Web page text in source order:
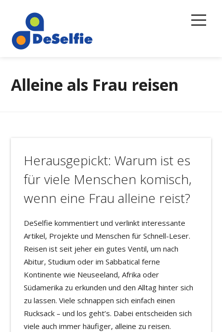
Magazin
Kontakt
Alleine als Frau reisen
Herausgepickt: Warum ist es
für viele Menschen komisch,
wenn eine Frau alleine reist?
DeSelfie kommentiert und verlinkt interessante
Artikel, Projekte und Menschen für Schnell-Leser.
Reisen ist seit jeher ein gutes Ventil, um nach
Abitur, Studium oder im Sabbatical ferne
Kontinente wie Neuseeland, Afrika oder
Südamerika zu erkunden und den Alltag hinter sich
zu lassen. Viele schnappen sich einfach einen
Rucksack – und los geht’s. Dabei entscheiden sich
viele auch immer häufiger, alleine zu reisen.